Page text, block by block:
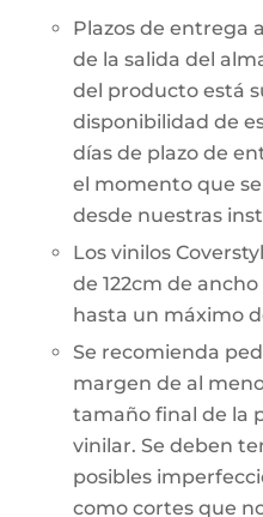
Plazos de entrega
de la salida del
del producto está
disponibilidad de
días de plazo de
el momento que
desde nuestras
Los vinilos
de 122cm de
hasta un máximo
Se recomienda
margen de al
tamaño final de la
vinilar. Se deben
posibles
como cortes que